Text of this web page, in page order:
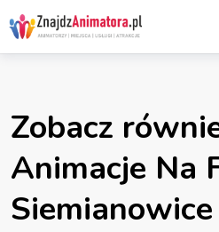
Skip
to
content
Zobacz
Animacje Na